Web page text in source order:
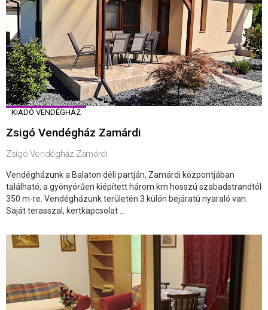
KIADÓ VENDÉGHÁZ
Zsigó Vendégház Zamárdi
Zsigó Vendégház Zamárdi
Vendégházunk a Balaton déli partján, Zamárdi központjában
található, a gyönyörűen kiépített három km hosszú szabadstrandtól
350 m-re. Vendégházunk területén 3 külön bejáratú nyaraló van.
Saját terasszal, kertkapcsolat ...